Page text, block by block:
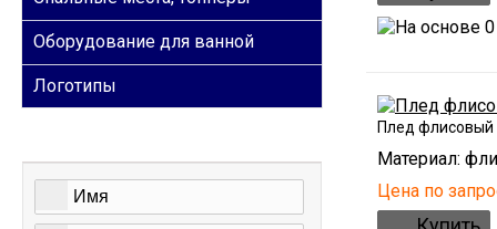
Оборудование для ванной
Логотипы
Плед
Материал:
Цена по